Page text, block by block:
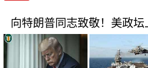
向特朗普同志致敬！美政坛